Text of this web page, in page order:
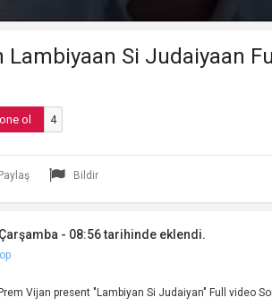
Lambiyaan Si Judaiyaan
ol 4
Bildir
- 08:56 tarihinde eklendi.
Vijan present "Lambiyan Si Judaiyan" Full video